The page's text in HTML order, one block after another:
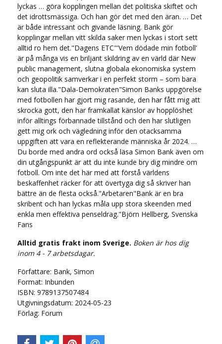
lyckas … göra kopplingen mellan det politiska skiftet och
det idrottsmässiga. Och han gör det med den äran. … Det
är både intressant och givande läsning. Bank gör
kopplingar mellan vitt skilda saker men lyckas i stort sett
alltid ro hem det."Dagens ETC"'Vem dödade min fotboll'
är på många vis en briljant skildring av en värld där New
public management, slutna globala ekonomiska system
och geopolitik samverkar i en perfekt storm – som bara
kan sluta illa."Dala-Demokraten"Simon Banks uppgörelse
med fotbollen har gjort mig rasande, den har fått mig att
skrocka gott, den har framkallat känslor av hopplöshet
inför alltings förbannade tillstånd och den har slutligen
gett mig ork och vägledning inför den otacksamma
uppgiften att vara en reflekterande människa år 2024. …
Du borde med andra ord också läsa Simon Bank även om
din utgångspunkt är att du inte kunde bry dig mindre om
fotboll. Om inte det här med att förstå världens
beskaffenhet räcker för att övertyga dig så skriver han
bättre än de flesta också."Arbetaren"Bank är en bra
skribent och han lyckas måla upp stora skeenden med
enkla men effektiva penseldrag."Björn Hellberg, Svenska
Fans
Alltid gratis frakt inom Sverige. Boken är hos dig
inom 4 - 7 arbetsdagar.
Författare: Bank, Simon
Format: Inbunden
ISBN: 9789137507484
Utgivningsdatum: 2024-05-23
Förlag: Forum